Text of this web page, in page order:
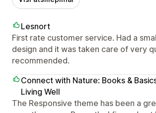
Lesnort
First rate customer service. Had a
design and it was taken care of very
recommended.
Connect with Nature: Books &
Living Well
The Responsive theme has been a